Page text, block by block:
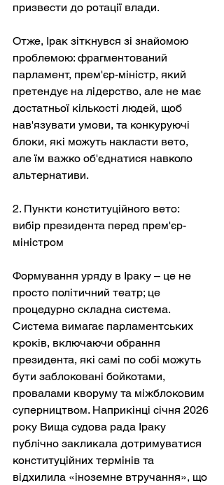
призвести до ротації влади.
Отже, Ірак зіткнувся зі знайомою
проблемою: фрагментований
парламент, прем'єр-міністр, який
претендує на лідерство, але не має
достатньої кількості людей, щоб
нав'язувати умови, та конкуруючі
блоки, які можуть накласти вето,
але їм важко об'єднатися навколо
альтернативи.
2. Пункти конституційного вето:
вибір президента перед прем'єр-
міністром
Формування уряду в Іраку – це не
просто політичний театр; це
процедурно складна система.
Система вимагає парламентських
кроків, включаючи обрання
президента, які самі по собі можуть
бути заблоковані бойкотами,
провалами кворуму та міжблоковим
суперництвом. Наприкінці січня 2026
року Вища судова рада Іраку
публічно закликала дотримуватися
конституційних термінів та
відхилила «іноземне втручання», що